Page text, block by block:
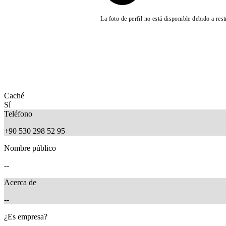
La foto de perfil no está disponible debido a
Caché
Sí
Teléfono
+90 530 298 52 95
Nombre público
--
Acerca de
--
¿Es empresa?